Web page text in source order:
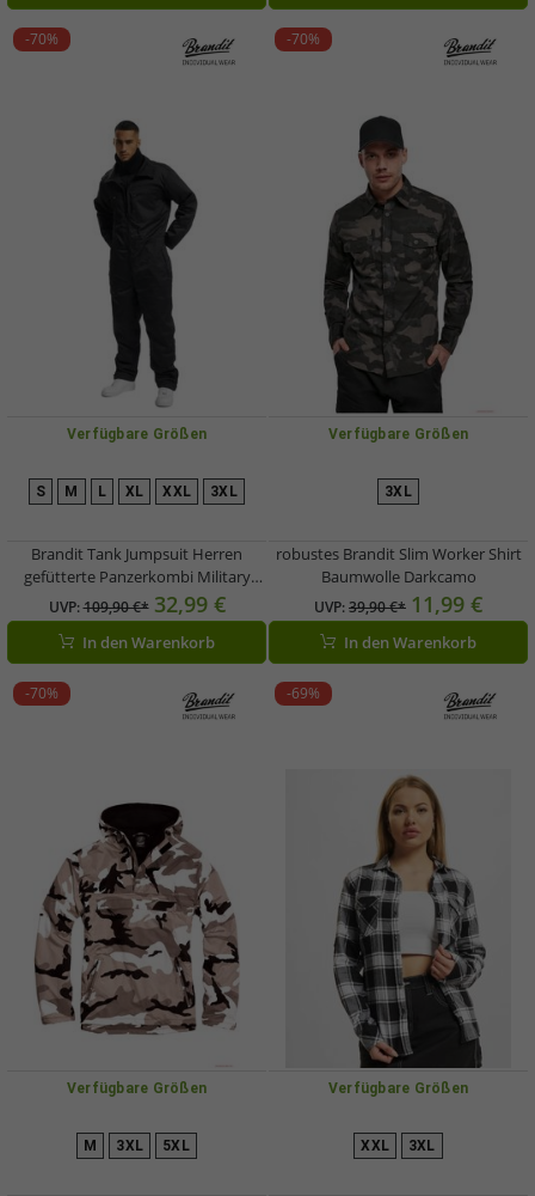
-70%
Verfügbare Größen
S M L XL XXL 3XL
Brandit Tank Jumpsuit Herren
gefütterte Panzerkombi Military
Overall mit Reißverschlusstaschen
Schwarz
UVP:109,90 €* 32,99 €
In den Warenkorb
-70%
Verfügbare Größen
3XL
robustes Brandit Slim Worker Shirt
Baumwolle Darkcamo
UVP:39,90 €* 11,99 €
In den Warenkorb
-70%
Verfügbare Größen
M 3XL 5XL
-69%
Verfügbare Größen
XXL 3XL